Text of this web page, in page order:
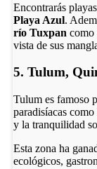
Encontrarás
Playa Azul.
río Tuxpan como
vista de sus
5. Tulum,
Tulum es famoso
paradisíacas como
y la tranquilidad
Esta zona ha
ecológicos,